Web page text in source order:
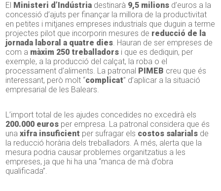
El Ministeri d’Indústria destinarà 9,5 milions d’euros a la
concessió d’ajuts per finançar la millora de la productivitat
en petites i mitjanes empreses industrials que duguin a terme
projectes pilot que incorporin mesures de reducció de la
jornada laboral a quatre dies. Hauran de ser empreses de
com a màxim 250 treballadors i que es dediquin, per
exemple, a la producció del calçat, la roba o el
processament d’aliments. La patronal PIMEB creu que és
interessant, però molt “complicat” d’aplicar a la situació
empresarial de les Balears.
L’import total de les ajudes concedides no excedirà els
200.000 euros per empresa. La patronal considera que és
unaxifra insuficient per sufragar els costos salarials de
la reducció horària dels treballadors. A més, alerta que la
mesura podria causar problemes organitzatius a les
empreses, ja que hi ha una “manca de mà d’obra
qualificada”.